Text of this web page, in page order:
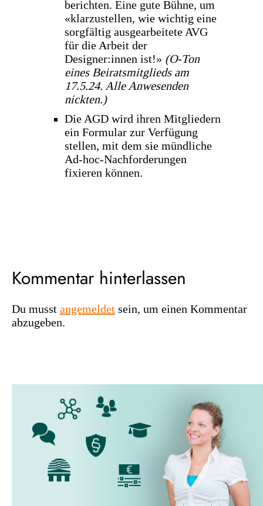
berichten. Eine gute Bühne, um
«klarzustellen, wie wichtig eine
sorgfältig ausgearbeitete AVG
für die Arbeit der
Designer:innen ist!» (O-Ton
eines Beiratsmitglieds am
17.5.24. Alle Anwesenden
nickten.)
Die AGD wird ihren Mitgliedern
ein Formular zur Verfügung
stellen, mit dem sie mündliche
Ad-hoc-Nachforderungen
fixieren können.
Kommentar hinterlassen
Du musst angemeldet sein, um einen Kommentar
abzugeben.